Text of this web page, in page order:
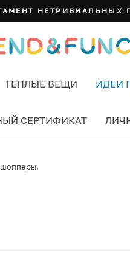
НЕТРИВИАЛЬНЫХ
ТЕПЛЫЕ ВЕЩИ ИДЕИ
СЕРТИФИКАТ
шопперы.